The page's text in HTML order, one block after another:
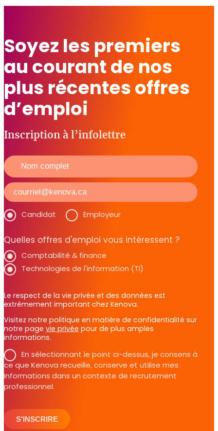
Soyez les premiers
au courant de nos
plus récentes offres
d’emploi
Candidat Employeur
Comptabilité & finance
Technologies de l'information (TI)
extrêmement important chez Kenova.
Visitez notre politique en matière de confidentialité sur
notre pagevie privéepour de plus amples
informations.
ce que Kenova recueille, conserve et utilise mes
informations dans un contexte de recrutement
professionnel.
S'INSCRIRE